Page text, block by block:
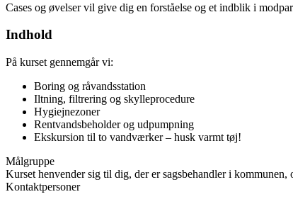
Cases og øvelser vil give dig en forståelse og et indblik i
Indhold
På kurset gennemgår vi:
Boring og råvandsstation
Iltning, filtrering og skylleprocedure
Hygiejnezoner
Rentvandsbeholder og udpumpning
Ekskursion til to vandværker – husk varmt tøj!
Målgruppe
Kurset henvender sig til dig, der er sagsbehandler i
Kontaktpersoner